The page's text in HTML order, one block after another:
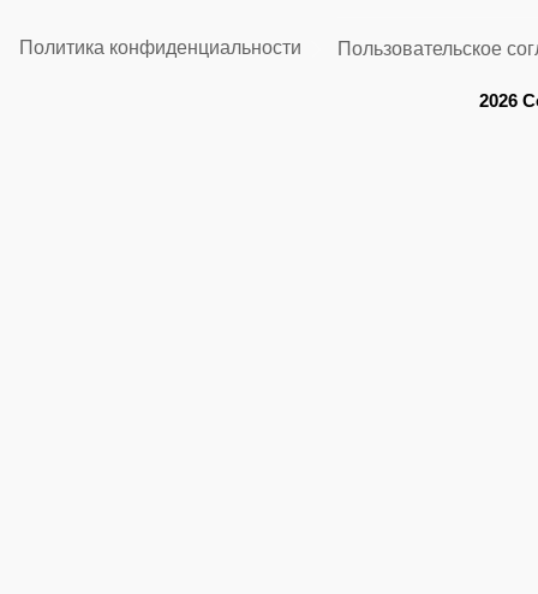
Политика конфиденциальности Пользовательское
2026